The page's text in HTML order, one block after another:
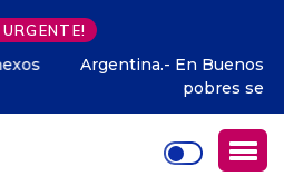
URGENTE!
Aires la crueldad contra los
puso de moda